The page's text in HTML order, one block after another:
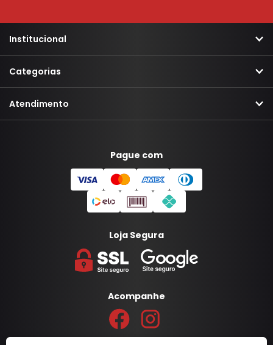
Institucional
Categorias
Atendimento
Pague com
Loja Segura
Acompanhe